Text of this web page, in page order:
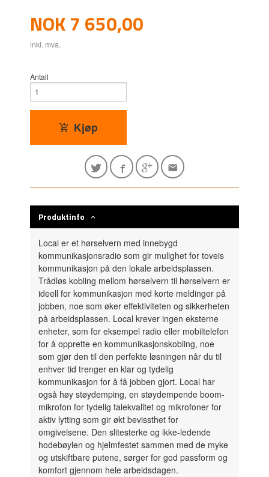
Pris
NOK7 650,00
inkl. mva.
Antall
Kjøp
Produktinfo
Local er et hørselvern med innebygd
kommunikasjonsradio som gir mulighet for toveis
kommunikasjon på den lokale arbeidsplassen.
Trådløs kobling mellom hørselvern til hørselvern er
ideell for kommunikasjon med korte meldinger på
jobben, noe som øker effektiviteten og sikkerheten
på arbeidsplassen. Local krever ingen eksterne
enheter, som for eksempel radio eller mobiltelefon
for å opprette en kommunikasjonskobling, noe
som gjør den til den perfekte løsningen når du til
enhver tid trenger en klar og tydelig
kommunikasjon for å få jobben gjort. Local har
også høy støydemping, en støydempende boom-
mikrofon for tydelig talekvalitet og mikrofoner for
aktiv lytting som gir økt bevissthet for
omgivelsene. Den slitesterke og ikke-ledende
hodebøylen og hjelmfestet sammen med de myke
og utskiftbare putene, sørger for god passform og
komfort gjennom hele arbeidsdagen.